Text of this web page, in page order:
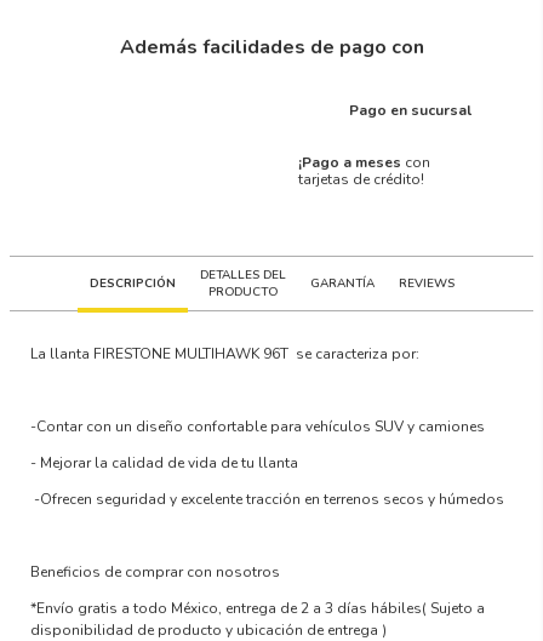
Además facilidades de pago con
Pago en sucursal
¡Pago a meses con
tarjetas de crédito!
DESCRIPCIÓN
DETALLES DEL
PRODUCTO
GARANTÍA REVIEWS
La llanta FIRESTONE MULTIHAWK 96T se caracteriza por:
-Contar con un diseño confortable para vehículos SUV y camiones
- Mejorar la calidad de vida de tu llanta
-Ofrecen seguridad y excelente tracción en terrenos secos y húmedos
Beneficios de comprar con nosotros
*Envío gratis a todo México, entrega de 2 a 3 días hábiles( Sujeto a
disponibilidad de producto y ubicación de entrega )